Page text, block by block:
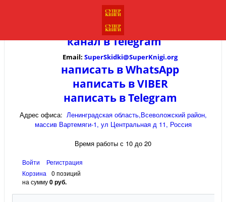
канал вTelegram
Email: SuperSkidki@SuperKnigi.org
написать в WhatsApp
написать в VIBER
написать в Telegram
Адрес офиса: Ленинградская область,Всеволожский район,
массив Вартемяги-1, ул Центральная д 11, Россия
Время работы с 10 до 20
Войти
Регистрация
Корзина
0 позиций
на сумму0 руб.